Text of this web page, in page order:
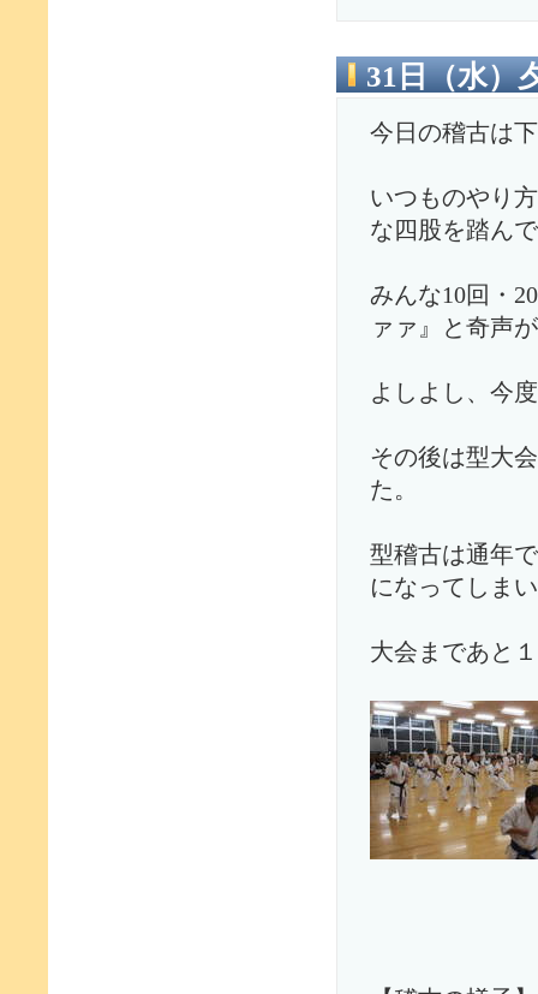
31日（水）
今日の稽古は
いつものやり
な四股を踏ん
みんな10回・
ァァ』と奇声
よしよし、今
その後は型大
た。
型稽古は通年
になってしま
大会まであと